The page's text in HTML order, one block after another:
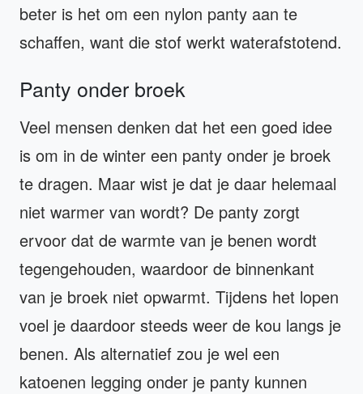
beter is het om een nylon panty aan te
schaffen, want die stof werkt waterafstotend.
Panty onder broek
Veel mensen denken dat het een goed idee
is om in de winter een panty onder je broek
te dragen. Maar wist je dat je daar helemaal
niet warmer van wordt? De panty zorgt
ervoor dat de warmte van je benen wordt
tegengehouden, waardoor de binnenkant
van je broek niet opwarmt. Tijdens het lopen
voel je daardoor steeds weer de kou langs je
benen. Als alternatief zou je wel een
katoenen legging onder je panty kunnen